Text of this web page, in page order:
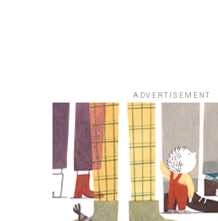
ADVERTISEMENT